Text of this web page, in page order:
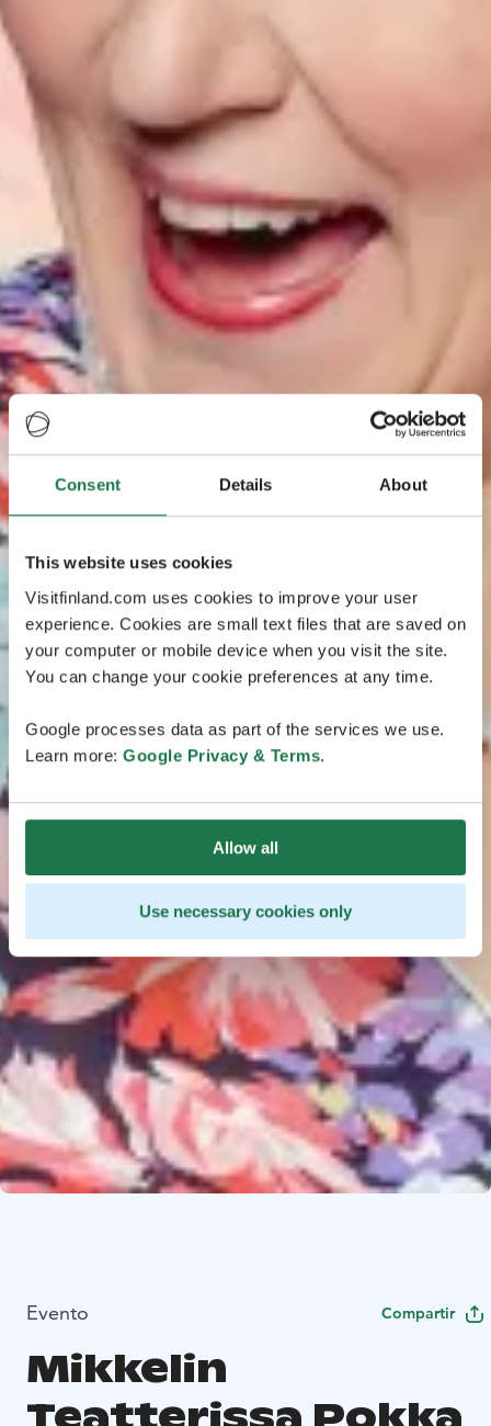
Consent Details About
This website uses cookies
Visitfinland.com uses cookies to improve your user
experience. Cookies are small text files that are saved on
your computer or mobile device when you visit the site.
You can change your cookie preferences at any time.
Google processes data as part of the services we use.
Learn more: Google Privacy & Terms.
Allow all
Use necessary cookies only
Evento Compartir
Mikkelin